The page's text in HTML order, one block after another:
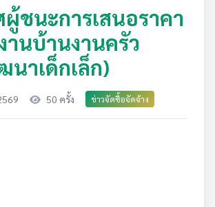
ชนะการเสนอราคา
านบ้านงานครัว
าเด็กเล็ก)
50 ครั้ง ข่าวจัดซื้อจัดจ้าง